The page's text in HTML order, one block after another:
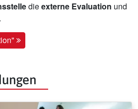
dieexterne Evaluation und